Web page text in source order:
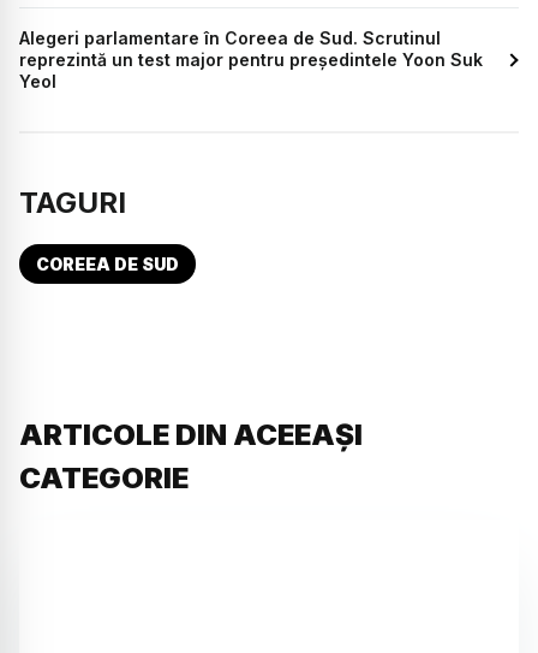
Alegeri parlamentare în Coreea de Sud. Scrutinul
reprezintă un test major pentru președintele Yoon Suk
Yeol
TAGURI
COREEA DE SUD
ARTICOLE DIN ACEEAȘI
CATEGORIE